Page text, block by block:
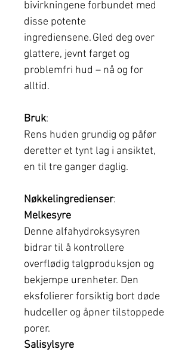
bivirkningene forbundet med
disse potente
ingrediensene. Gled deg over
glattere, jevnt farget og
problemfri hud – nå og for
alltid.
Bruk:
Rens huden grundig og påfør
deretter et tynt lag i ansiktet,
en til tre ganger daglig.
Nøkkelingredienser:
Melkesyre
Denne alfahydroksysyren
bidrar til å kontrollere
overflødig talgproduksjon og
bekjempe urenheter. Den
eksfolierer forsiktig bort døde
hudceller og åpner tilstoppede
porer.
Salisylsyre